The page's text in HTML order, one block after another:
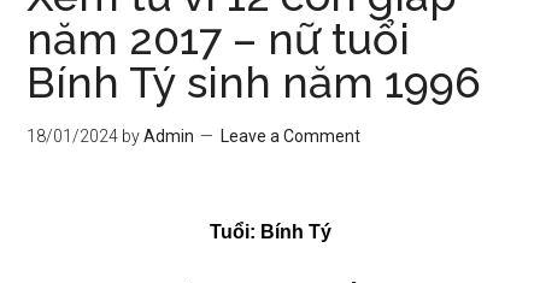
năm 2017 – nữ tuổi
Bính Tý sinh năm 1996
18/01/2024 byAdmin Leave a Comment
Tuổi: Bính Tý